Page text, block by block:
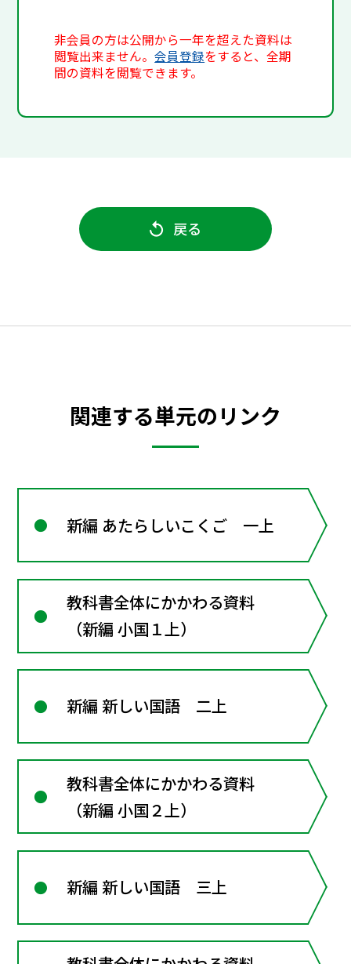
非会員の方は公開から一年を超えた資料は
閲覧出来ません。会員登録をすると、全期
間の資料を閲覧できます。
戻る
関連する単元のリンク
新編 あたらしいこくご 一上
教科書全体にかかわる資料
（新編 小国１上）
新編 新しい国語 二上
教科書全体にかかわる資料
（新編 小国２上）
新編 新しい国語 三上